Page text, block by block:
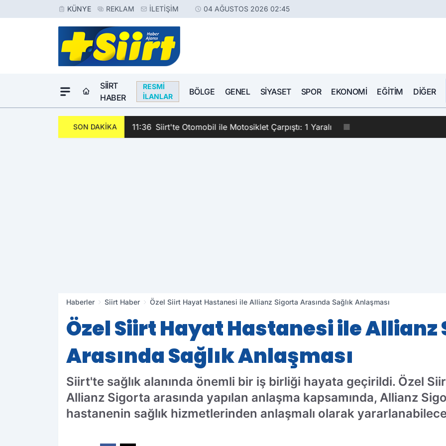
KÜNYE REKLAM İLETIŞIM 04 AĞUSTOS 2026 02:45
SIIRT
HABER
RESMI
İLANLAR
BÖLGE GENEL SIYASET SPOR EKONOMI EĞITIM DIĞER
SON DAKİKA 11:36 Siirt'te Otomobil ile Motosiklet Çarpıştı: 1 Yaralı
Haberler Siirt Haber Özel Siirt Hayat Hastanesi ile Allianz Sigorta Arasında Sağlık Anlaşması
Özel Siirt Hayat Hastanesi ile Allianz
Arasında Sağlık Anlaşması
Siirt'te sağlık alanında önemli bir iş birliği hayata geçirildi. Özel
Allianz Sigorta arasında yapılan anlaşma kapsamında, Allianz
hastanenin sağlık hizmetlerinden anlaşmalı olarak